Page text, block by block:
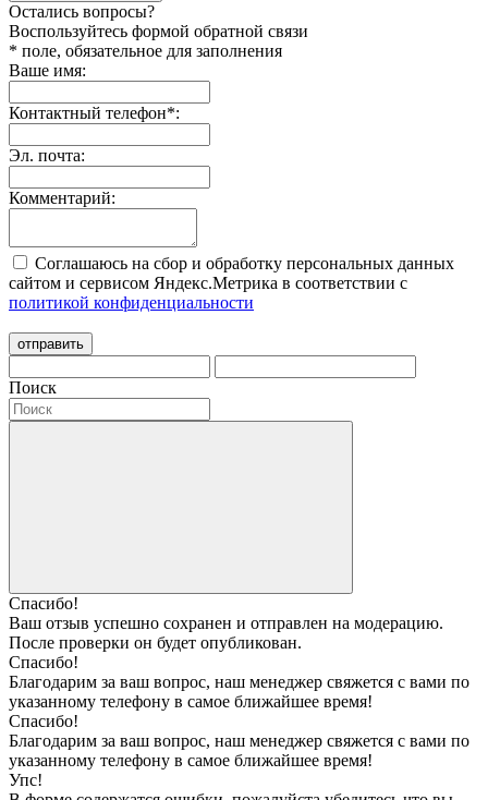
Остались вопросы?
Воспользуйтесь формой обратной связи
* поле, обязательное для заполнения
Ваше имя:
Контактный телефон*:
Эл. почта:
Комментарий:
Соглашаюсь на сбор и обработку персональных данных
сайтом и сервисом Яндекс.Метрика в соответствии с
политикой конфиденциальности
отправить
Поиск
Спасибо!
Ваш отзыв успешно сохранен и отправлен на модерацию.
После проверки он будет опубликован.
Спасибо!
Благодарим за ваш вопрос, наш менеджер свяжется с вами по
указанному телефону в самое ближайшее время!
Спасибо!
Благодарим за ваш вопрос, наш менеджер свяжется с вами по
указанному телефону в самое ближайшее время!
Упс!